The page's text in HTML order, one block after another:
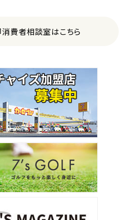
費者相談室はこちら